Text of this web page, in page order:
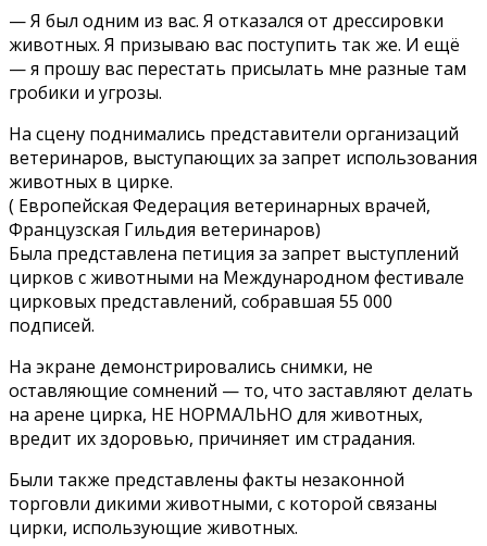
— Я был одним из вас. Я отказался от дрессировки
животных. Я призываю вас поступить так же. И ещё
— я прошу вас перестать присылать мне разные там
гробики и угрозы.
На сцену поднимались представители организаций
ветеринаров, выступающих за запрет использования
животных в цирке.
( Европейская Федерация ветеринарных врачей,
Французская Гильдия ветеринаров)
Была представлена петиция за запрет выступлений
цирков с животными на Международном фестивале
цирковых представлений, собравшая 55 000
подписей.
На экране демонстрировались снимки, не
оставляющие сомнений — то, что заставляют делать
на арене цирка, НЕ НОРМАЛЬНО для животных,
вредит их здоровью, причиняет им страдания.
Были также представлены факты незаконной
торговли дикими животными, с которой связаны
цирки, использующие животных.